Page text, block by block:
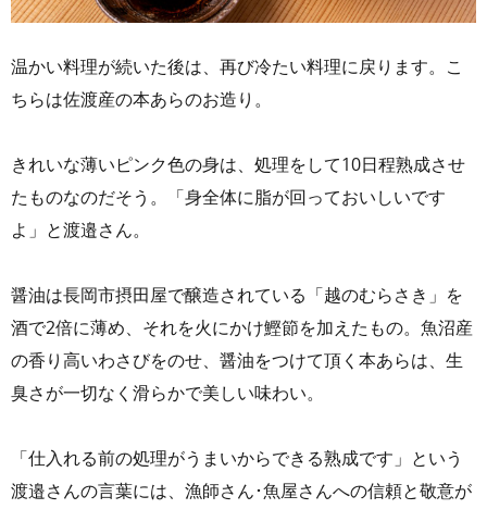
温かい料理が続いた後は、再び冷たい料理に戻ります。こ
ちらは佐渡産の本あらのお造り。
きれいな薄いピンク色の身は、処理をして10日程熟成させ
たものなのだそう。「身全体に脂が回っておいしいです
よ」と渡邉さん。
醤油は長岡市摂田屋で醸造されている「越のむらさき」を
酒で2倍に薄め、それを火にかけ鰹節を加えたもの。魚沼産
の香り高いわさびをのせ、醤油をつけて頂く本あらは、生
臭さが一切なく滑らかで美しい味わい。
「仕入れる前の処理がうまいからできる熟成です」という
渡邉さんの言葉には、漁師さん･魚屋さんへの信頼と敬意が